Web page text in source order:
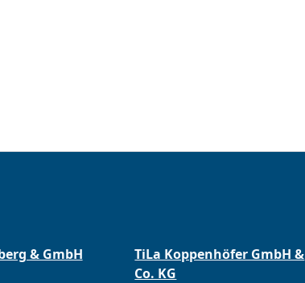
& GmbH
TiLa Koppenhöfer GmbH &
Co. KG